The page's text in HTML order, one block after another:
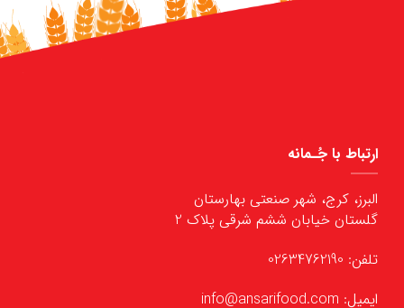
ارتباط با جُـمانه
البرز، کرج، شهر صنعتی بهارستان
گلستان خیابان ششم شرقی پلاک 2
تلفن: 02634762190
ایمیل: info@ansarifood.com